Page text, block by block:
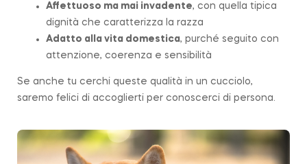
Affettuoso ma mai invadente, con quella tipica
dignità che caratterizza la razza
Adatto alla vita domestica, purché seguito con
attenzione, coerenza e sensibilità
Se anche tu cerchi queste qualità in un cucciolo,
saremo felici di accoglierti per conoscerci di persona.